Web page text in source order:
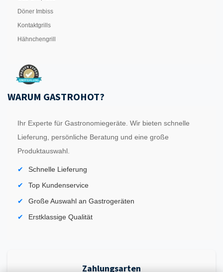
Döner Imbiss
Kontaktgrills
Hähnchengrill
WARUM GASTROHOT?
Ihr Experte für Gastronomiegeräte. Wir bieten schnelle
Lieferung, persönliche Beratung und eine große
Produktauswahl.
Schnelle Lieferung
Top Kundenservice
Große Auswahl an Gastrogeräten
Erstklassige Qualität
Zahlungsarten